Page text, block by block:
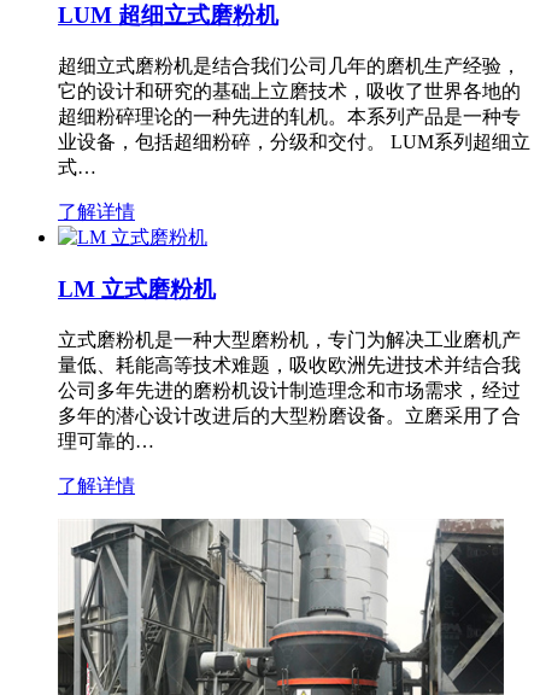
LUM 超细立式磨粉机
超细立式磨粉机是结合我们公司几年的磨机生产经验，
它的设计和研究的基础上立磨技术，吸收了世界各地的
超细粉碎理论的一种先进的轧机。本系列产品是一种专
业设备，包括超细粉碎，分级和交付。 LUM系列超细立
式…
了解详情
LM 立式磨粉机
立式磨粉机是一种大型磨粉机，专门为解决工业磨机产
量低、耗能高等技术难题，吸收欧洲先进技术并结合我
公司多年先进的磨粉机设计制造理念和市场需求，经过
多年的潜心设计改进后的大型粉磨设备。立磨采用了合
理可靠的…
了解详情